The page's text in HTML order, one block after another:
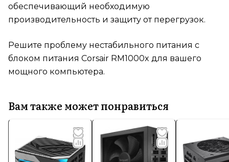
обеспечивающий необходимую
производительность и защиту от перегрузок.
Решите проблему нестабильного питания с
блоком питания Corsair RM1000x для вашего
мощного компьютера.
Вам также может понравиться